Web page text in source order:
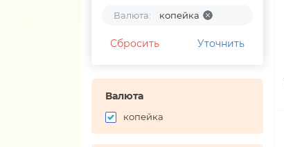
Валюта: копейка
Сбросить Уточнить
Валюта
копейка